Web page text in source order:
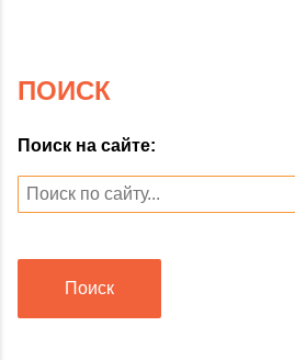
ПОИСК
Поиск на сайте:
Поиск